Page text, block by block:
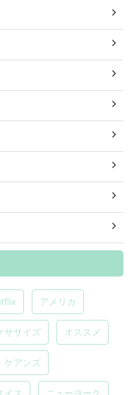
アメリカ
ササイズ オススメ
ケアンズ